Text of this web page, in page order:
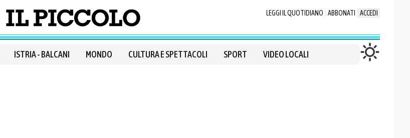
LEGGI IL QUOTIDIANO ABBONATI ACCEDI
ISTRIA - BALCANI MONDO CULTURA E SPETTACOLI SPORT VIDEO LOCALI